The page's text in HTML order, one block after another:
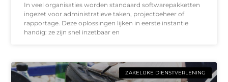
In veel organisaties worden standaard softwarepakketten
ingezet voor administratieve taken, projectbeheer of
rapportage. Deze oplossingen lijken in eerste instantie
handig: ze zijn snel inzetbaar en
ZAKELIJKE DIENSTVERLENING